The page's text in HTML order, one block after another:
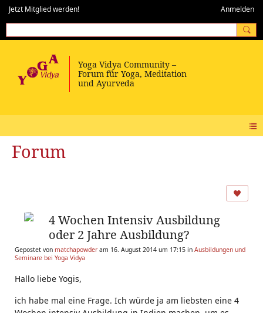
Jetzt Mitglied werden! Anmelden
Forum
4 Wochen Intensiv Ausbildung
oder 2 Jahre Ausbildung?
Gepostet von matchapowder am 16. August 2014 um 17:15 in Ausbildungen und
Seminare bei Yoga Vidya
Hallo liebe Yogis,
ich habe mal eine Frage. Ich würde ja am liebsten eine 4